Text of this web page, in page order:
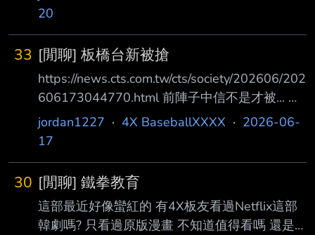
20
33 [閒聊] 板橋台新被搶
https://news.cts.com.tw/cts/society/202606/202
606173044770.html 前陣子中信不是才被... 最
近這夕陽產業怎麼那麼熱門呀(X --
jordan1227 · 4X BaseballXXXX · 2026-06-
17
30 [閒聊] 鐵拳教育
這部最近好像蠻紅的 有4X板友看過Netflix這部
韓劇嗎? 只看過原版漫畫 不知道值得看嗎 還是